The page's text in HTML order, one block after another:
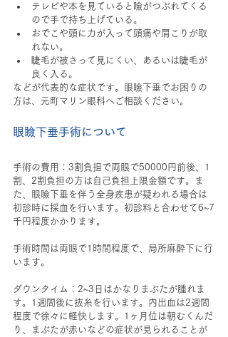
テレビや本を見ていると瞼がつぶれてくる
ので手で持ち上げている。
おでこや頭に力が入って頭痛や肩こりが取
れない。
睫毛が被さって見にくい、あるいは睫毛が
良く入る。
などが代表的な症状です。眼瞼下垂でお困りの
方は、元町マリン眼科へご相談ください。
眼瞼下垂手術について
手術の費用：3割負担で両眼で50000円前後、1
割、2割負担の方は自己負担上限金額です。ま
た、眼瞼下垂を伴う全身疾患が疑われる場合は
初診時に採血を行います。初診料と合わせて6~7
千円程度かかります。
手術時間は両眼で1時間程度で、局所麻酔下に行
います。
ダウンタイム：2~3日はかなりまぶたが腫れま
す。1週間後に抜糸を行います。内出血は2週間
程度で徐々に軽快します。1ヶ月位は朝むくんだ
り、まぶたが赤いなどの症状が見られることが